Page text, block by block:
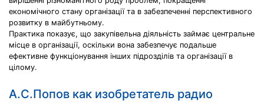
економічного стану організації та в забезпеченні перспективного
розвитку в майбутньому.
Практика показує, що закупівельна діяльність займає центральне
місце в організації, оскільки вона забезпечує подальше
ефективне функціонування інших підрозділів та організації в
цілому.
А.С.Попов как изобретатель радио